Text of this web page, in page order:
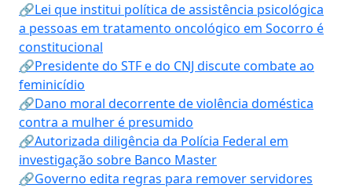
🔗Lei que institui política de assistência psicológica
a pessoas em tratamento oncológico em Socorro é
constitucional
🔗Presidente do STF e do CNJ discute combate ao
feminicídio
🔗Dano moral decorrente de violência doméstica
contra a mulher é presumido
🔗Autorizada diligência da Polícia Federal em
investigação sobre Banco Master
🔗Governo edita regras para remover servidores